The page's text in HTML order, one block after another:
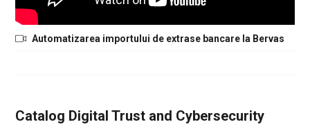
Automatizarea importului de extrase bancare la Bervas
Catalog Digital Trust and Cybersecurity